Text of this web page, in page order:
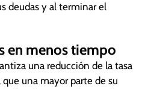
deudas y al terminar el
en menos tiempo
una reducción de la tasa
una mayor parte de su